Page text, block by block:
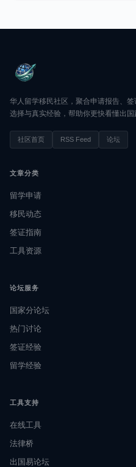
华人留学移民社区，聚合申请报告、签
选择与真实经验，帮助你更快看懂出国
社区首页 RSS Feed 论坛
文章分类
留学申请
移民动态
签证指南
工具资源
论坛服务
国家分论坛
热门讨论
签证经验
留学经验
工具支持
在线工具
法律桥
出国易论坛